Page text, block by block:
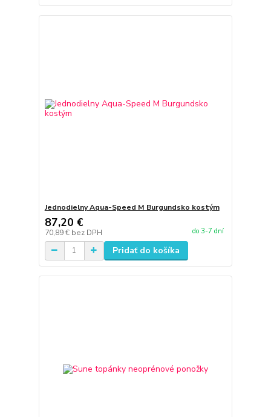
Jednodielny Aqua-Speed M Burgundsko kostým
87,20 €
70,89 € bez DPH do 3-7 dní
Pridať do košíka